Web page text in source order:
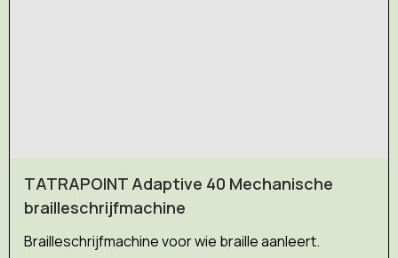
TATRAPOINT Adaptive 40 Mechanische
brailleschrijfmachine
Brailleschrijfmachine voor wie braille aanleert.